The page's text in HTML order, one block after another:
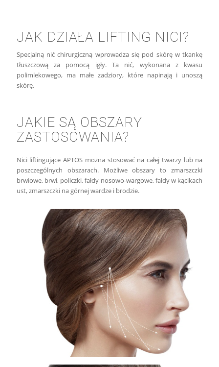
JAK DZIAŁA LIFTING NICI?
Specjalną nić chirurgiczną wprowadza się pod skórę w tkankę
tłuszczową za pomocą igły. Ta nić, wykonana z kwasu
polimlekowego, ma małe zadziory, które napinają i unoszą
skórę.
JAKIE SĄ OBSZARY
ZASTOSOWANIA?
Nici liftingujące APTOS można stosować na całej twarzy lub na
poszczególnych obszarach. Możliwe obszary to zmarszczki
brwiowe, brwi, policzki, fałdy nosowo-wargowe, fałdy w kącikach
ust, zmarszczki na górnej wardze i brodzie.